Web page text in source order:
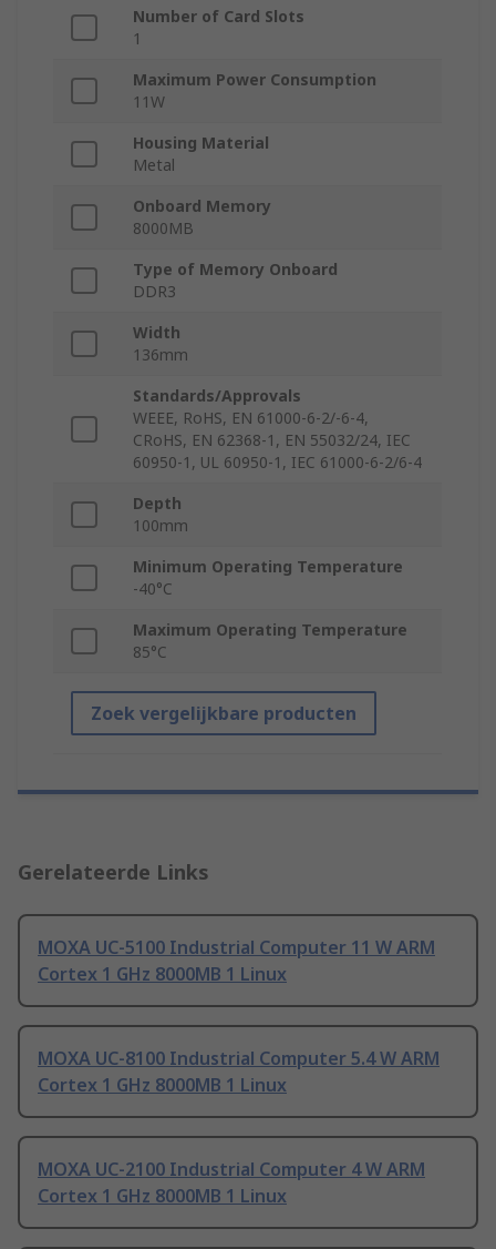
Number of Card Slots
1
Maximum Power Consumption
11W
Housing Material
Metal
Onboard Memory
8000MB
Type of Memory Onboard
DDR3
Width
136mm
Standards/Approvals
WEEE, RoHS, EN 61000-6-2/-6-4,
CRoHS, EN 62368-1, EN 55032/24, IEC
60950-1, UL 60950-1, IEC 61000-6-2/6-4
Depth
100mm
Minimum Operating Temperature
-40°C
Maximum Operating Temperature
85°C
Zoek vergelijkbare producten
Gerelateerde Links
MOXA UC-5100 Industrial Computer 11 W ARM
Cortex 1 GHz 8000MB 1 Linux
MOXA UC-8100 Industrial Computer 5.4 W ARM
Cortex 1 GHz 8000MB 1 Linux
MOXA UC-2100 Industrial Computer 4 W ARM
Cortex 1 GHz 8000MB 1 Linux